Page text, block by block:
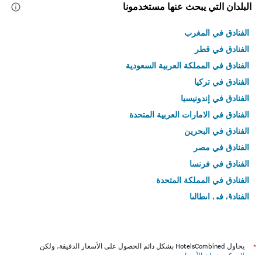
البلدان التي يبحث عنها مستخدمونا
الفنادق في المغرب
الفنادق في قطر
الفنادق في المملكة العربية السعودية
الفنادق في تركيا
الفنادق في إندونيسيا
الفنادق في الامارات العربية المتحدة
الفنادق في البحرين
الفنادق في مصر
الفنادق في فرنسا
الفنادق في المملكة المتحدة
الفنادق في إيطاليا
*
يحاول HotelsCombined بشكل دائم الحصول على الأسعار الدقيقة، ولكن